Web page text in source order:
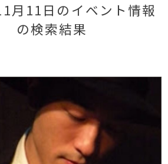
月11日のイベント情報
の検索結果